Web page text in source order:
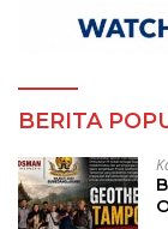
BERITA